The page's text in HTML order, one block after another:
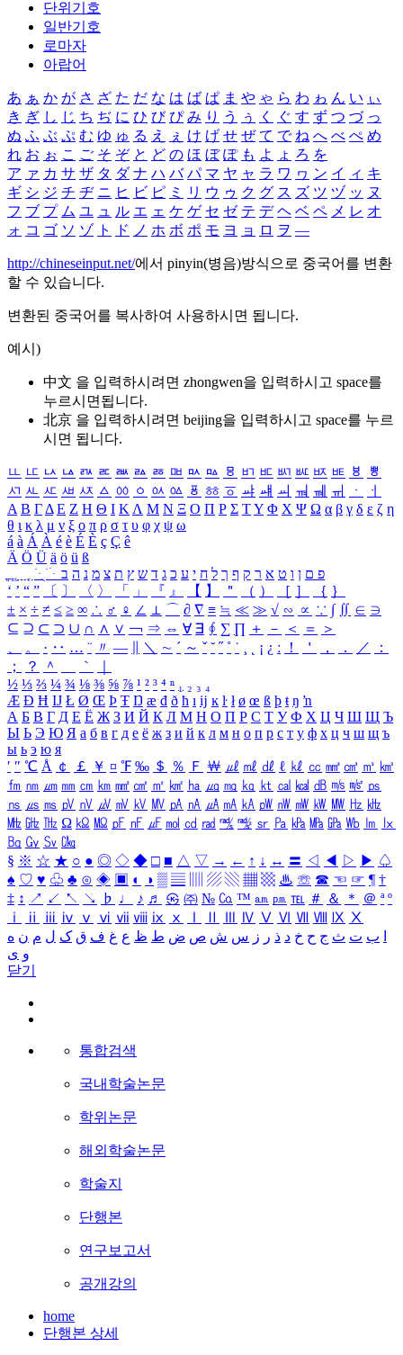
단위기호
일반기호
로마자
아랍어
あ ぁ か が さ ざ た だ な は ば ぱ ま や ゃ ら わ ゎ ん い ぃ
き ぎ し じ ち ぢ に ひ び ぴ み り う ぅ く ぐ す ず つ づ っ
ぬ ふ ぶ ぷ む ゆ ゅ る え ぇ け げ せ ぜ て で ね へ べ ぺ め
れ お ぉ こ ご そ ぞ と ど の ほ ぼ ぽ も よ ょ ろ を
ア ァ カ サ ザ タ ダ ナ ハ バ パ マ ヤ ャ ラ ワ ヮ ン イ ィ キ
ギ シ ジ チ ヂ ニ ヒ ビ ピ ミ リ ウ ゥ ク グ ス ズ ツ ヅ ッ ヌ
フ ブ プ ム ユ ュ ル エ ェ ケ ゲ セ ゼ テ デ ヘ ベ ペ メ レ オ
ォ コ ゴ ソ ゾ ト ド ノ ホ ボ ポ モ ヨ ョ ロ ヲ ―
http://chineseinput.net/에서 pinyin(병음)방식으로 중국어를 변환
할 수 있습니다.
변환된 중국어를 복사하여 사용하시면 됩니다.
예시)
中文 을 입력하시려면 zhongwen을 입력하시고 space를
누르시면됩니다.
北京 을 입력하시려면 beijing을 입력하시고 space를 누르
시면 됩니다.
ㅥ ㅦ ㅧ ㅨ ㅩ ㅪ ㅫ ㅬ ㅭ ㅮ ㅯ ㅰ ㅱ ㅲ ㅳ ㅴ ㅵ ㅶ ㅷ ㅸ
ㅹ
ㅺ ㅻ ㅼ ㅽ ㅾ ㅿ ㆀ ㆁ ㆂ ㆃ ㆄ ㆅ ㆆ ㆇ ㆈ ㆉ ㆊ ㆋ ㆌ ㆍ
ㆎ
Α Β ΓΔ Ε Ζ Η Θ Ι ΚΛ Μ Ν Ξ Ο Π Ρ Σ ΤΥ Φ Χ Ψ Ω α β γ δ ε ζ η
θ ι κ λ μ ν ξ ο π ρ σ τ υ φ χ ψ ω
á à Á À é è É È ç Ç ê
Ä Ö Ü ä ö ü ß
ִֶֹ ֻּ ׁׂ פ ם ן ו ט א ר ק ף ך ל ח י ע כ ג ד ש ץ ת צ מ נ ה ב
‘ ’ “ ” 〔 〕 〈 〉 「 」 『 』 【 】 ＂ （ ） ［ ］ ｛ ｝
± × ÷ ≠ ≤ ≥ ∞ ∴ ♂ ♀ ∠ ⊥ ⌒ ∂ ∇ ≡ ≒ ≪ ≫ √ ∽ ∝ ∵ ∫ ∬ ∈ ∋
⊆ ⊇ ⊂ ⊃ ∪ ∩ ∧ ∨ ￢ ⇒ ⇔ ∀ ∃ ∮ ∑ ∏ ＋ － ＜ ＝
＞
、
。 · ‥ … ¨ 〃 ― ＼ ∼ ´ ～ ˇ ˘ ˝ ˚ ˙ ¸ ¡ ¿ ː ！ ＇ ， ． ／
：
；
？ ＾ ｀
½ ⅓ ⅔ ¼ ¾ ⅛ ⅜ ⅝ ⅞ ¹ ² ³ ⁴ ⁿ ₁ ₂ ₃ ₄
Æ Ð Ħ Ĳ Ł Ø Œ Þ Ŧ Ŋ æ đ ð ħ ı ĳ ĸ ŀ ł ø œ ß þ ŧ ŋ ŉ
А Б В Г Д Е Ё Ж З И Й К Л М Н О П Р С Т У Ф Х Ц Ч Ш Щ Ъ
Ы Ь Э Ю Я а б в г д е ё ж з и й к л м н о п р с т у ф х ц ч ш щ ъ
ы ь э ю я
′ ″ ℃ Å ￠ ￡ ￥ ¤ ℉ ‰ ＄ ％ Ｆ ￦ ㎕ ㎖ ㎗ ℓ ㎘ ㏄ ㎣ ㎤ ㎥ ㎦
㎙ ㎚ ㎛ ㎜ ㎝ ㎞ ㎟ ㎠ ㎡ ㎢ ㏊ ㎍ ㎎ ㎏ ㏏ ㎈ ㎉ ㏈ ㎧ ㎨ ㎰
㎱ ㎲ ㎳ ㎴ ㎵ ㎶ ㎷ ㎸ ㎹ ㎀ ㎁ ㎂ ㎃ ㎄ ㎺ ㎻ ㎽ ㎾ ㎿ ㎐ ㎑
㎒ ㎓ ㎔ Ω ㏀ ㏁ ㎊ ㎋ ㎌ ㏖ ㏅ ㎭ ㎮ ㎯ ㏛ ㎩ ㎪ ㎫ ㎬ ㏝ ㏐
㏓
㏃ ㏉ ㏜ ㏆
§ ※ ☆ ★ ○ ● ◎ ◇ ◆ □ ■ △ ▽ → ← ↑ ↓ ↔ 〓 ◁ ◀ ▷ ▶ ♤
♠ ♡ ♥ ♧ ♣ ⊙ ◈ ▣ ◐ ◑ ▒ ▤ ▨ ▧ ▦ ▩ ♨ ☏ ☎ ☜ ☞ ¶ †
‡ ↕ ↗ ↙ ↖ ↘ ♭ ♩ ♪ ♬ ㉿ ㈜ № ㏇ ™ ㏂ ㏘ ℡ ＃ ＆ ＊ ＠ ª º
ⅰ
ⅱ ⅲ ⅳ ⅴ ⅵ ⅶ ⅷ ⅸ ⅹ Ⅳ Ⅴ Ⅵ Ⅶ Ⅷ Ⅸ Ⅹ
ب ت ث ج ح خ د ذ ر ز س ش ص ض ط ظ ع غ ف ق ک ل م ن ه
و ی
닫기
통합검색
국내학술논문
학위논문
해외학술논문
학술지
단행본
연구보고서
공개강의
home
단행본 상세